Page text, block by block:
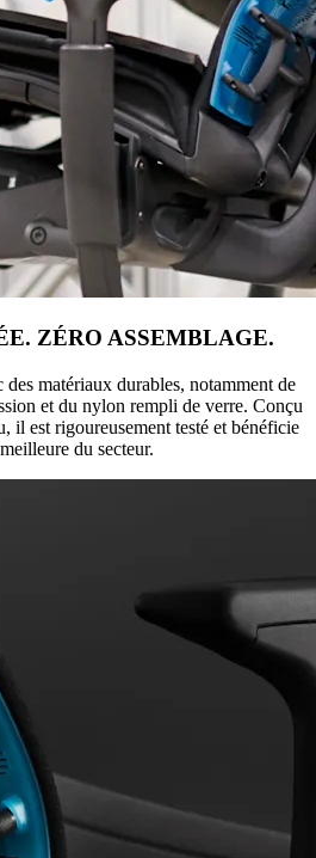
ZÉRO ASSEMBLAGE.
matériaux durables, notamment de
et du nylon rempli de verre. Conçu
il est rigoureusement testé et bénéficie
du secteur.